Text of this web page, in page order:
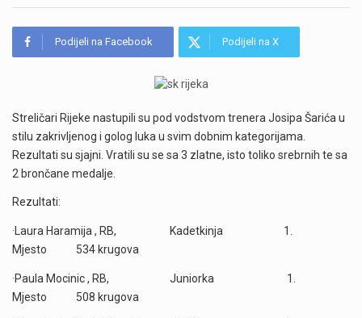
Podijeli na Facebook Podijeli na X
Streličari Rijeke nastupili su pod vodstvom trenera Josipa Šarića u
stilu zakrivljenog i golog luka u svim dobnim kategorijama.
Rezultati su sjajni. Vratili su se sa 3 zlatne, isto toliko srebrnih te sa
2 brončane medalje.
Rezultati:
· Laura Haramija , RB, Kadetkinja 1.
Mjesto 534 krugova
·Paula Mocinic , RB, Juniorka 1.
Mjesto 508 krugova